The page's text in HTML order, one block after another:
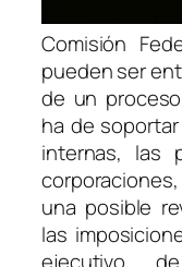
Comisión
pueden ser
de un
ha de
internas, las
una posible
las